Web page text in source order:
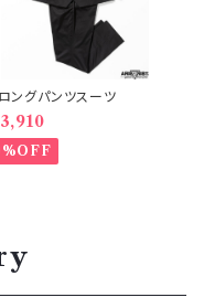
ングパンツスーツ